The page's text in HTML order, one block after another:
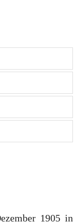
1905 in